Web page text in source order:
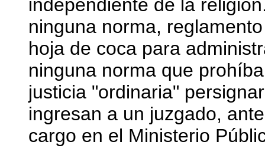
independiente de la
ninguna norma,
hoja de coca para
ninguna norma que
justicia "ordinaria"
ingresan a un juzgado,
cargo en el Ministerio